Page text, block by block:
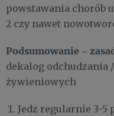
powstawania chorób
2 czy nawet
Podsumowanie -
dekalog odchudzania
żywieniowych
Jedz regularnie 3-5